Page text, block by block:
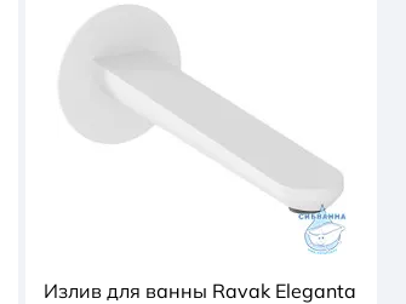
Излив для ванны Ravak Eleganta